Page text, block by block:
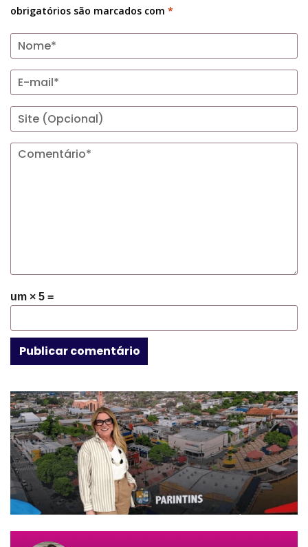
obrigatórios são marcados com *
um × 5 =